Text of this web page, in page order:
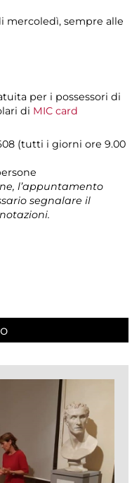
mercoledì, sempre alle
per i possessori di
di MIC card
(tutti i giorni ore 9.00
l’appuntamento
segnalare il